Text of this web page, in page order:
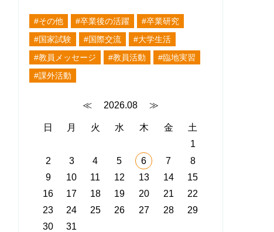
#その他 #卒業後の活躍
#卒業研究
#国家試験
#国際交流
#大学生活
#教員メッセージ
#教員活動
#臨地実習
#課外活動
≪ 2026.08 ≫
日 月 火 水 木 金
土
1
2
3 4 5 6 7
8
9
10 11 12 13 14
15
16
17 18 19 20 21
22
23
24 25 26 27 28
29
30
31